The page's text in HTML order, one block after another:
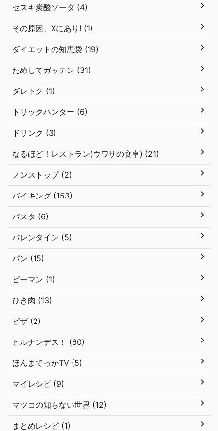
セスキ炭酸ソーダ (4)
その原因、Xにあり! (1)
ダイエットの知恵袋 (19)
ためしてガッテン (31)
ダレトク (1)
トリックハンター (6)
ドリンク (3)
なるほど！レストラン(ウワサの食卓) (21)
ノンストップ (2)
バイキング (153)
パスタ (6)
バレンタイン (5)
パン (15)
ピーマン (1)
ひき肉 (13)
ピザ (2)
ヒルナンデス！ (60)
ほんまでっかTV (5)
マイレシピ (9)
マツコの知らない世界 (12)
まとめレシピ (1)